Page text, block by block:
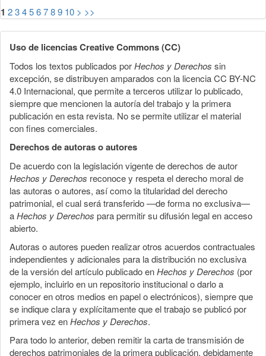
1 23456789 10 > >>
Uso de licencias Creative Commons (CC)
Todos los textos publicados porHechos y Derechos sin
excepción, se distribuyen amparados con la licencia CC BY-NC
4.0 Internacional, que permite a terceros utilizar lo publicado,
siempre que mencionen la autoría del trabajo y la primera
publicación en esta revista. No se permite utilizar el material
con fines comerciales.
Derechos de autoras o autores
De acuerdo con la legislación vigente de derechos de autor
Hechos y Derechos reconoce y respeta el derecho moral de
las autoras o autores, así como la titularidad del derecho
patrimonial, el cual será transferido —de forma no exclusiva—
aHechos y Derechos para permitir su difusión legal en acceso
abierto.
Autoras o autores pueden realizar otros acuerdos contractuales
independientes y adicionales para la distribución no exclusiva
de la versión del artículo publicado enHechos y Derechos (por
ejemplo, incluirlo en un repositorio institucional o darlo a
conocer en otros medios en papel o electrónicos), siempre que
se indique clara y explícitamente que el trabajo se publicó por
primera vez enHechos y Derechos.
Para todo lo anterior, deben remitir la carta de transmisión de
derechos patrimoniales de la primera publicación, debidamente